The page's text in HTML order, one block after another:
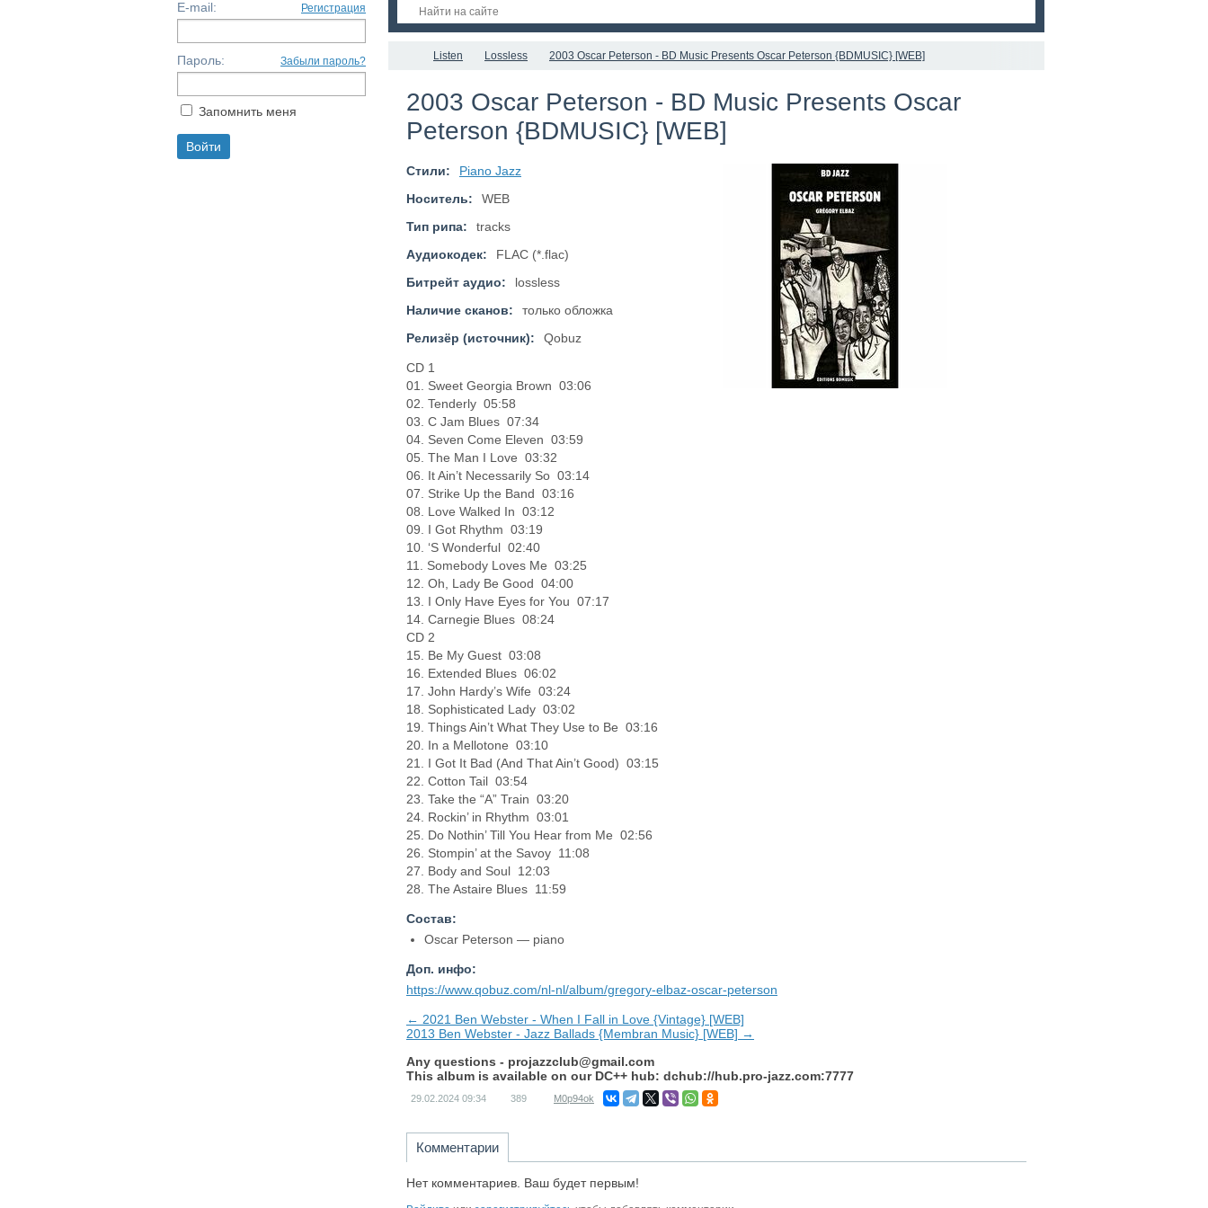
Listen Lossless 2003 Oscar Peterson - BD Music Presents Oscar Peterson {BDMUSIC} [WEB]
2003 Oscar Peterson - BD Music Presents Oscar
Peterson {BDMUSIC} [WEB]
Стили:
Piano Jazz
Носитель:
WEB
Тип рипа:
tracks
Аудиокодек:
FLAC (*.flac)
Битрейт аудио:
lossless
Наличие сканов:
только обложка
Релизёр (источник):
Qobuz
CD 1
01. Sweet Georgia Brown 03:06
02. Tenderly 05:58
03. C Jam Blues 07:34
04. Seven Come Eleven 03:59
05. The Man I Love 03:32
06. It Ain’t Necessarily So 03:14
07. Strike Up the Band 03:16
08. Love Walked In 03:12
09. I Got Rhythm 03:19
10. ‘S Wonderful 02:40
11. Somebody Loves Me 03:25
12. Oh, Lady Be Good 04:00
13. I Only Have Eyes for You 07:17
14. Carnegie Blues 08:24
CD 2
15. Be My Guest 03:08
16. Extended Blues 06:02
17. John Hardy’s Wife 03:24
18. Sophisticated Lady 03:02
19. Things Ain’t What They Use to Be 03:16
20. In a Mellotone 03:10
21. I Got It Bad (And That Ain’t Good) 03:15
22. Cotton Tail 03:54
23. Take the “A” Train 03:20
24. Rockin’ in Rhythm 03:01
25. Do Nothin’ Till You Hear from Me 02:56
26. Stompin’ at the Savoy 11:08
27. Body and Soul 12:03
28. The Astaire Blues 11:59
Состав:
Oscar Peterson — piano
Доп. инфо:
https://www.qobuz.com/nl-nl/album/gregory-elbaz-oscar-peterson
← 2021 Ben Webster - When I Fall in Love {Vintage} [WEB]
2013 Ben Webster - Jazz Ballads {Membran Music} [WEB] →
Any questions - projazzclub@gmail.com
This album is available on our DC++ hub: dchub://hub.pro-jazz.com:7777
29.02.2024 09:34 389 M0p94ok
Комментарии
Нет комментариев. Ваш будет первым!
E-mail: Регистрация
Пароль: Забыли пароль?
Запомнить меня